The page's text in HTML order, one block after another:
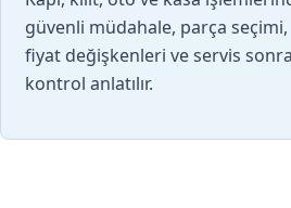
güvenli müdahale, parça seçimi,
fiyat değişkenleri ve servis
kontrol anlatılır.